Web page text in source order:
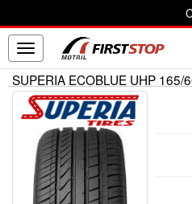
Toggle
navigation
SUPERIA ECOBLUE UHP 165/